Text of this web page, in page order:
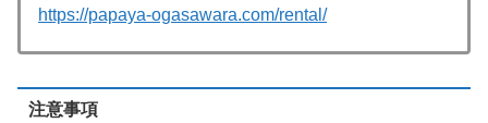
https://papaya-ogasawara.com/rental/
注意事項